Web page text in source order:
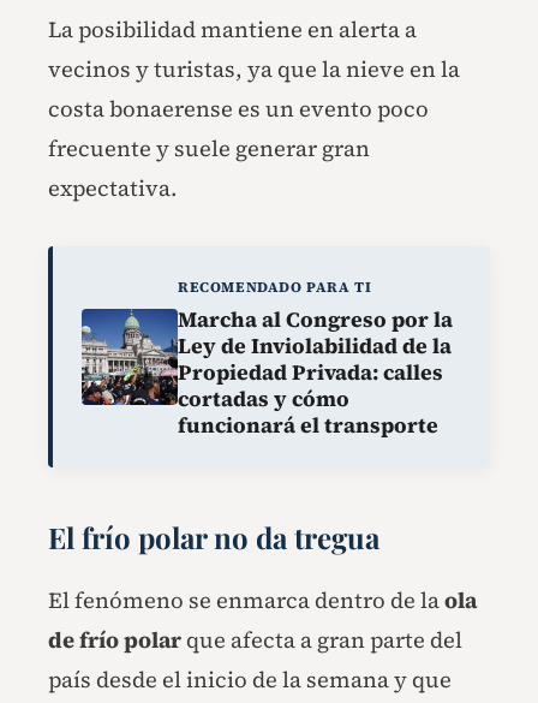
La posibilidad mantiene en alerta a
vecinos y turistas, ya que la nieve en la
costa bonaerense es un evento poco
frecuente y suele generar gran
expectativa.
RECOMENDADO PARA TI
Marcha al Congreso por la
Ley de Inviolabilidad de la
Propiedad Privada: calles
cortadas y cómo
funcionará el transporte
El frío polar no da tregua
El fenómeno se enmarca dentro de laola
de frío polar que afecta a gran parte del
país desde el inicio de la semana y que